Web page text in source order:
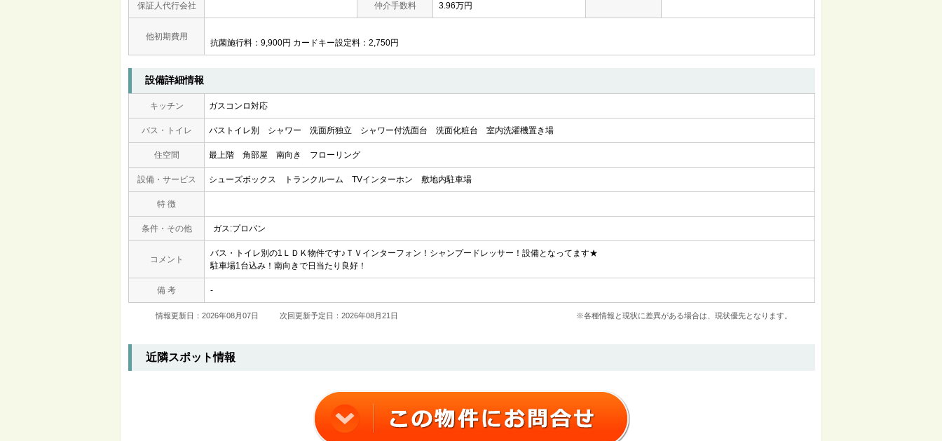
保証人代行会社 仲介手数料 3.96万円
他初期費用
抗菌施行料：9,900円 カードキー設定料：2,750円
設備詳細情報
キッチン ガスコンロ対応
バス・トイレ バストイレ別 シャワー 洗面所独立 シャワー付洗面台 洗面化粧台 室内洗濯機置き場
住空間 最上階 角部屋 南向き フローリング
設備・サービス シューズボックス トランクルーム TVインターホン 敷地内駐車場
特 徴
条件・その他 ガス:プロパン
コメント
バス・トイレ別の1ＬＤＫ物件です♪ＴＶインターフォン！シャンプードレッサー！設備となってます★
駐車場1台込み！南向きで日当たり良好！
備 考 -
情報更新日：2026年08月07日 次回更新予定日：2026年08月21日 ※各種情報と現状に差異がある場合は、現状優先となります。
近隣スポット情報